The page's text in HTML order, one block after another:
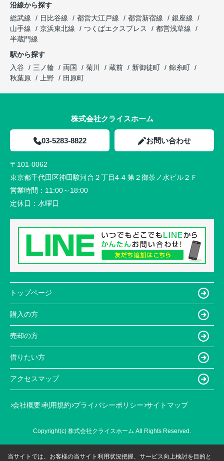
沿線から探す
総武線
日比谷線 都営大江戸線 都営新宿線
銀座線
山手線
京浜東北線 つくばエクスプレス
都営浅草線
半蔵門線
駅から探す
入谷
三ノ輪 両国 菊川 蔵前 新御徒町
錦糸町
秋葉原
上野 田原町
株式会社クライスホーム
03-5283-8822 お問い合わせ
〒101-0062
東京都千代田区神田駿河台２丁目4-4 第２御茶ノ水ビル２Ｆ
営業時間： 11:00～18:00
定休日： 水曜日
トップページ
購入の方
売却の方
借りたい方
アクセスマップ
会社概要 利用規約 プライバシーポリシー サイトマップ
Copyright(c) 株式会社クライスホーム All Rights Reserved.
当サイトでは、お客様の当サイト利用状況把握、サービス向上検討を目的と